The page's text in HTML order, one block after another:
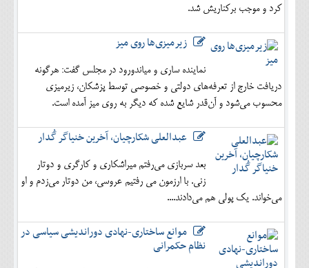
کرد و موجب برکناریش شد.
زیرمیزی‌ها روی میز
نماینده ساری و میاندورود در مجلس گفت: هرگونه
دریافت خارج از تعرفه‌های دولتی و خصوصی توسط پزشکان، زیرمیزی
محسوب می‌شود و آن‌قدر شایع شده که دیگر به روی میز آمده است.
عبدالعلی شکارچیان، آخرین خنیاگر گُدار
بعد سربازی می‌رفتم میراشکاری و کارگری و دوتار
زنی. با ارزمون می رفتیم عروسی، من دوتار می‌زدم و او
می‌خواند. یک پولی هم می‌دادند....
موانع ساختاری-نهادی دوراندیشی سیاسی در
نظام حکمرانی